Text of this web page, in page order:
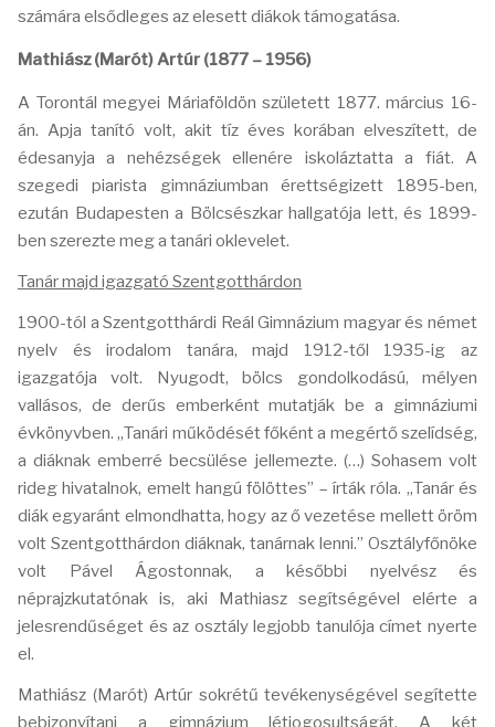
számára elsődleges az elesett diákok támogatása.
Mathiász (Marót) Artúr (1877 – 1956)
A Torontál megyei Máriaföldön született 1877. március 16-
án. Apja tanító volt, akit tíz éves korában elveszített, de
édesanyja a nehézségek ellenére iskoláztatta a fiát. A
szegedi piarista gimnáziumban érettségizett 1895-ben,
ezután Budapesten a Bölcsészkar hallgatója lett, és 1899-
ben szerezte meg a tanári oklevelet.
Tanár majd igazgató Szentgotthárdon
1900-tól a Szentgotthárdi Reál Gimnázium magyar és német
nyelv és irodalom tanára, majd 1912-től 1935-ig az
igazgatója volt. Nyugodt, bölcs gondolkodású, mélyen
vallásos, de derűs emberként mutatják be a gimnáziumi
évkönyvben. „Tanári működését főként a megértő szelídség,
a diáknak emberré becsülése jellemezte. (…) Sohasem volt
rideg hivatalnok, emelt hangú fölöttes” – írták róla. „Tanár és
diák egyaránt elmondhatta, hogy az ő vezetése mellett öröm
volt Szentgotthárdon diáknak, tanárnak lenni.” Osztályfőnöke
volt Pável Ágostonnak, a későbbi nyelvész és
néprajzkutatónak is, aki Mathiasz segítségével elérte a
jelesrendűséget és az osztály legjobb tanulója címet nyerte
el.
Mathiász (Marót) Artúr sokrétű tevékenységével segítette
bebizonyítani a gimnázium létjogosultságát. A két